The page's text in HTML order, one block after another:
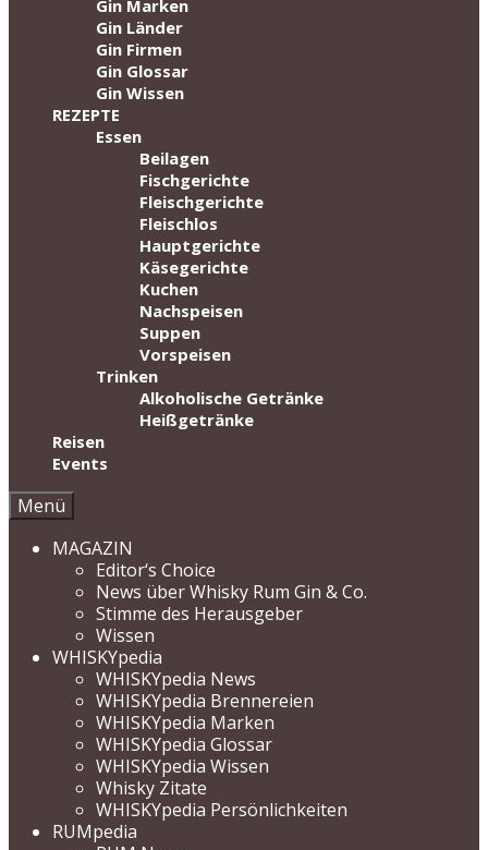
Gin Marken
Gin Länder
Gin Firmen
Gin Glossar
Gin Wissen
REZEPTE
Essen
Beilagen
Fischgerichte
Fleischgerichte
Fleischlos
Hauptgerichte
Käsegerichte
Kuchen
Nachspeisen
Suppen
Vorspeisen
Trinken
Alkoholische Getränke
Heißgetränke
Reisen
Events
Menü
MAGAZIN
Editor‘s Choice
News über Whisky Rum Gin & Co.
Stimme des Herausgeber
Wissen
WHISKYpedia
WHISKYpedia News
WHISKYpedia Brennereien
WHISKYpedia Marken
WHISKYpedia Glossar
WHISKYpedia Wissen
Whisky Zitate
WHISKYpedia Persönlichkeiten
RUMpedia